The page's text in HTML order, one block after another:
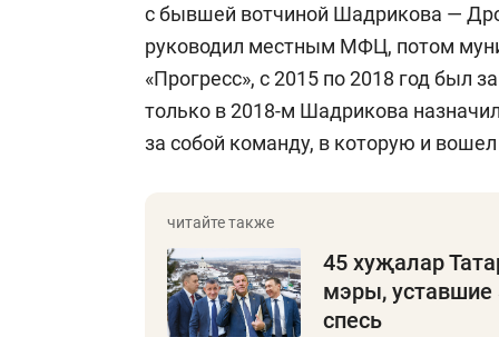
с бывшей вотчиной Шадрикова —
руководил местным МФЦ, потом
«Прогресс», с 2015 по 2018 год был
только в 2018-м Шадрикова
за собой команду, в которую и
45 хуҗалар
мэры,
спесь